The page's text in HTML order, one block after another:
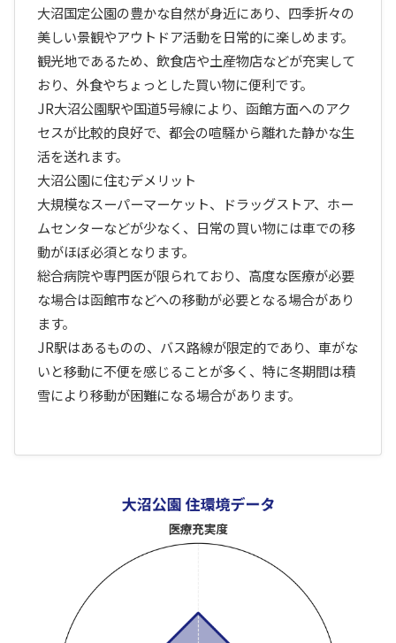
大沼国定公園の豊かな自然が身近にあり、四季折々の
美しい景観やアウトドア活動を日常的に楽しめます。
観光地であるため、飲食店や土産物店などが充実して
おり、外食やちょっとした買い物に便利です。
JR大沼公園駅や国道5号線により、函館方面へのアク
セスが比較的良好で、都会の喧騒から離れた静かな生
活を送れます。
大沼公園に住むデメリット
大規模なスーパーマーケット、ドラッグストア、ホー
ムセンターなどが少なく、日常の買い物には車での移
動がほぼ必須となります。
総合病院や専門医が限られており、高度な医療が必要
な場合は函館市などへの移動が必要となる場合があり
ます。
JR駅はあるものの、バス路線が限定的であり、車がな
いと移動に不便を感じることが多く、特に冬期間は積
雪により移動が困難になる場合があります。